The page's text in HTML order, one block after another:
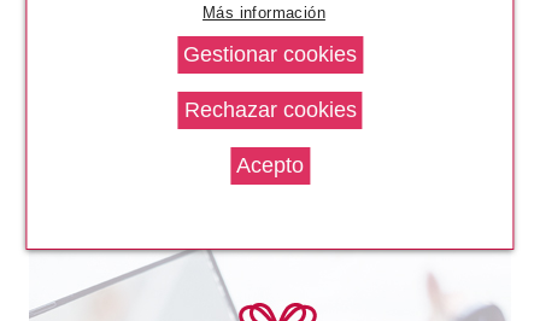
-13% 2.50€
Más información